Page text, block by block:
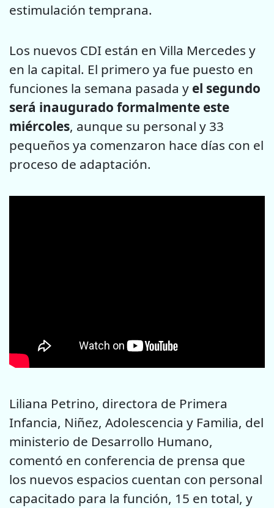
estimulación temprana.
Los nuevos CDI están en Villa Mercedes y
en la capital. El primero ya fue puesto en
funciones la semana pasada y el segundo
será inaugurado formalmente este
miércoles, aunque su personal y 33
pequeños ya comenzaron hace días con el
proceso de adaptación.
Liliana Petrino, directora de Primera
Infancia, Niñez, Adolescencia y Familia, del
ministerio de Desarrollo Humano,
comentó en conferencia de prensa que
los nuevos espacios cuentan con personal
capacitado para la función, 15 en total, y